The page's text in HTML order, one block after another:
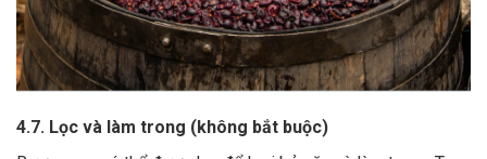
4.7. Lọc và làm trong (không bắt buộc)